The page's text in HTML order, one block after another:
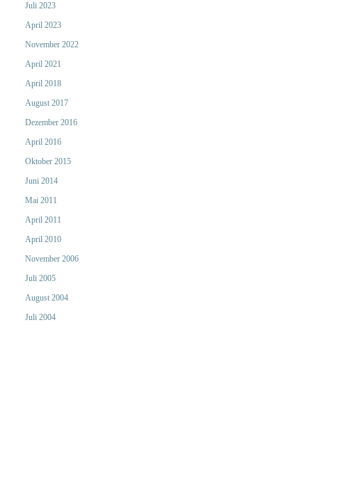
Juli 2023
April 2023
November 2022
April 2021
April 2018
August 2017
Dezember 2016
April 2016
Oktober 2015
Juni 2014
Mai 2011
April 2011
April 2010
November 2006
Juli 2005
August 2004
Juli 2004